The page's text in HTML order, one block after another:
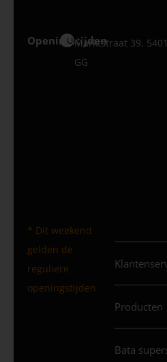
Openingstijden
Uden
Marktstraat 39, 5401
GG
* Dit weekend
gelden de
reguliere
openingstijden
Producten
Bata